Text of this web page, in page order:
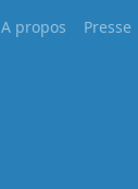
A propos Presse